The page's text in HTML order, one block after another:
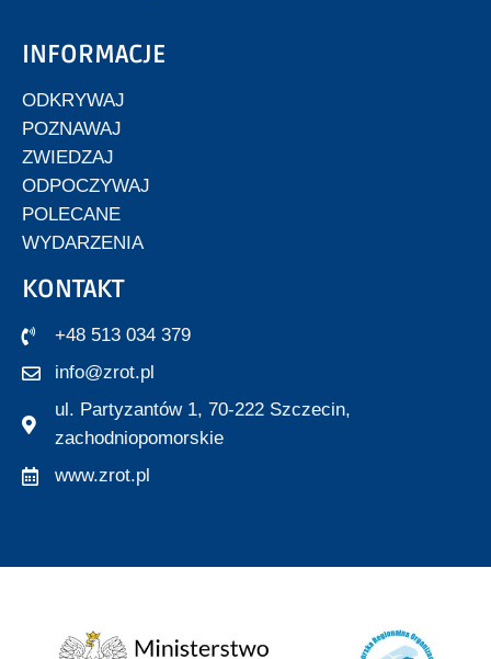
INFORMACJE
ODKRYWAJ
POZNAWAJ
ZWIEDZAJ
ODPOCZYWAJ
POLECANE
WYDARZENIA
KONTAKT
+48 513 034 379
info@zrot.pl
ul. Partyzantów 1, 70-222 Szczecin,
zachodniopomorskie
www.zrot.pl